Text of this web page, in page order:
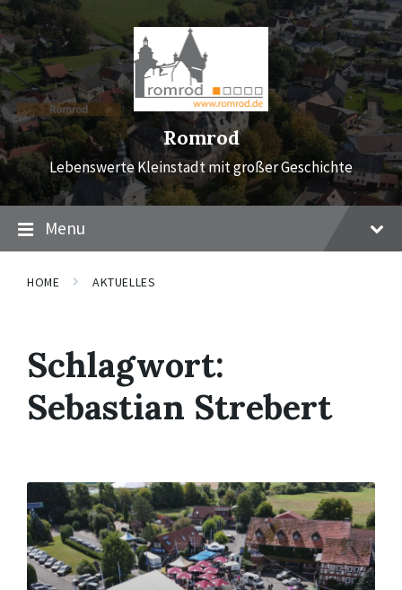
Skip
to
content
Skip
to
main
navigation
Skip
to
footer
Romrod
Lebenswerte Kleinstadt mit großer Geschichte
Menu
HOME AKTUELLES
Schlagwort:
Sebastian Strebert
Read
More